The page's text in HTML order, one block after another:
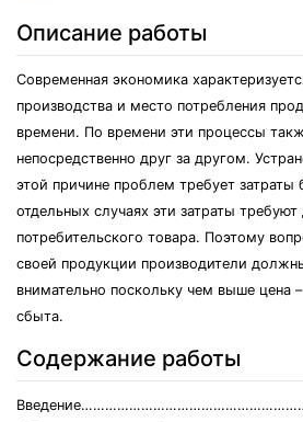
Описание работы
Современная экономика
производства и место потребления
времени. По времени эти процессы
непосредственно друг за другом.
этой причине проблем требует затраты
отдельных случаях эти затраты
потребительского товара. Поэтому
своей продукции производители
внимательно поскольку чем выше цена
сбыта.
Содержание работы